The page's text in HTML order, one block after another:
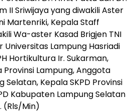
II Sriwijaya yang diwakili Aster
Martenriki, Kepala Staff
Wa-aster Kasad Brigjen TNI
Universitas Lampung Hasriadi
Hortikultura Ir. Sukarman,
Lampung, Anggota
Selatan, Kepala SKPD Provinsi
Kabupaten Lampung Selatan
(Rls/Min)